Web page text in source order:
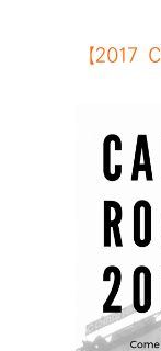
【2017